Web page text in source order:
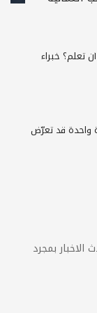
تعلم؟ خبراء
واحدة قد تعرّض
بمجرد